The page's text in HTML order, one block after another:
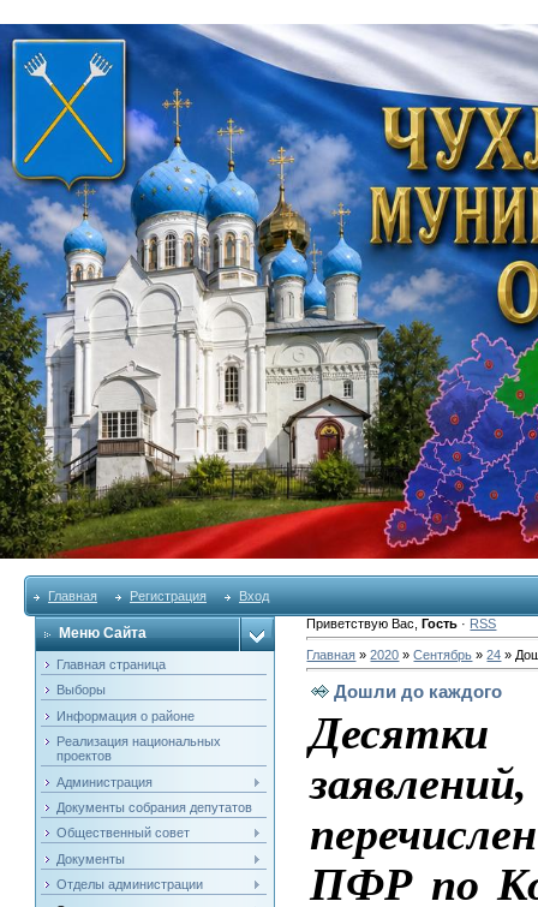
Главная Регистрация Вход
Меню Сайта
Главная страница
Выборы
Информация о районе
Реализация национальных
проектов
Администрация
Документы собрания депутатов
Общественный совет
Документы
Отделы администрации
Приветствую Вас ,Гость · RSS
Главная »2020 » Сентябрь » 24 »
Дошли до каждого
ПФР по